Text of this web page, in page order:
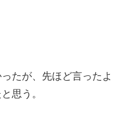
たが、先ほど言ったよ
思う。